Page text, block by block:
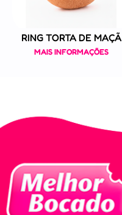
RING TORTA DE MAÇÃ
MAIS INFORMAÇÕES